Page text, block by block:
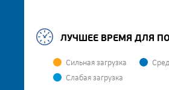
ЛУЧШЕЕ ВРЕМЯ ДЛЯ
Сильная загрузка
Слабая загрузка